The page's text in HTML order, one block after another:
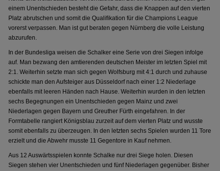
einem Unentschieden besteht die Gefahr, dass die Knappen auf den vierten
Platz abrutschen und somit die Qualifikation für die Champions League
vorerst verpassen. Man ist gut beraten gegen Nürnberg die volle Leistung
abzurufen.
In der Bundesliga weisen die Schalker eine Serie von drei Siegen infolge
auf. Man bezwang den amtierenden deutschen Meister im letzten Spiel mit
2:1. Weiterhin setzte man sich gegen Wolfsburg mit 4:1 durch und zuhause
schickte man den Aufsteiger aus Düsseldorf nach einer 1:2 Niederlage
ebenfalls mit leeren Händen nach Hause. Weiterhin wurden in den letzten
sechs Begegnungen ein Unentschieden gegen Mainz und zwei
Niederlagen gegen Bayern und Greuther Fürth eingefahren. In der
Formtabelle rangiert Königsblau zurzeit auf dem vierten Platz und wusste
somit ebenfalls zu überzeugen. In den letzten sechs Spielen wurden 11 Tore
erzielt und die Abwehr musste 11 Gegentore in Kauf nehmen.
Aus 12 Auswärtsspielen konnte Schalke nur drei Siege holen. Diesen
Siegen stehen vier Unentschieden und fünf Niederlagen gegenüber. Bisher